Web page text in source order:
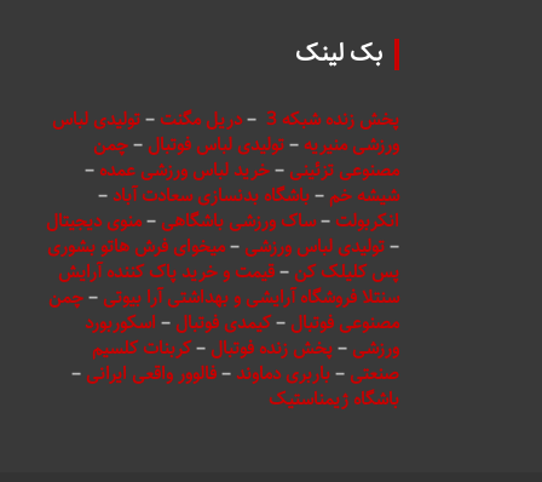
بک لینک
پخش زنده شبکه 3 –دریل مگنت–تولیدی لباس
ورزشی منیریه–تولیدی لباس فوتبال –چمن
مصنوعی تزئینی –خرید لباس ورزشی عمده–
شیشه خم–باشگاه بدنسازی سعادت آباد –
انکربولت–ساک ورزشی باشگاهی –منوی دیجیتال
–تولیدی لباس ورزشی –میخوای فرش هاتو بشوری
پس کلیلک کن –قیمت و خرید پاک کننده آرایش
سنتلا فروشگاه آرایشی و بهداشتی آرا بیوتی –چمن
مصنوعی فوتبال –کیمدی فوتبال – اسکوربورد
ورزشی –پخش زنده فوتبال –کربنات کلسیم
صنعتی –باربری دماوند–فالوور واقعی ایرانی –
باشگاه ژیمناستیک